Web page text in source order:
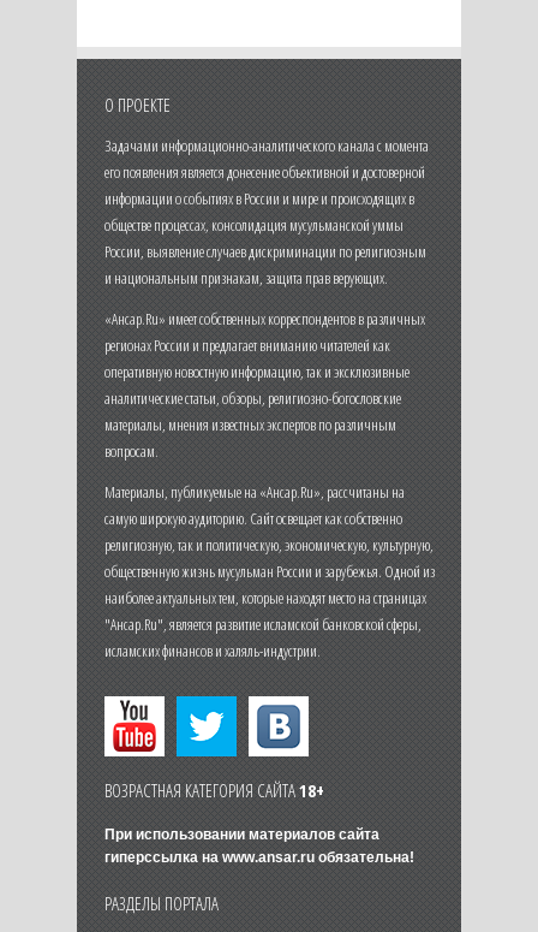
О ПРОЕКТЕ
Задачами информационно-аналитического канала с момента
его появления является донесение объективной и достоверной
информации о событиях в России и мире и происходящих в
обществе процессах, консолидация мусульманской уммы
России, выявление случаев дискриминации по религиозным
и национальным признакам, защита прав верующих.
«Ансар.Ru» имеет собственных корреспондентов в различных
регионах России и предлагает вниманию читателей как
оперативную новостную информацию, так и эксклюзивные
аналитические статьи, обзоры, религиозно-богословские
материалы, мнения известных экспертов по различным
вопросам.
Материалы, публикуемые на «Ансар.Ru», рассчитаны на
самую широкую аудиторию. Сайт освещает как собственно
религиозную, так и политическую, экономическую, культурную,
общественную жизнь мусульман России и зарубежья. Одной из
наиболее актуальных тем, которые находят место на страницах
"Ансар.Ru", является развитие исламской банковской сферы,
исламских финансов и халяль-индустрии.
ВОЗРАСТНАЯ КАТЕГОРИЯ САЙТА18+
При использовании материалов сайта
гиперссылка на www.ansar.ruобязательна!
РАЗДЕЛЫ ПОРТАЛА